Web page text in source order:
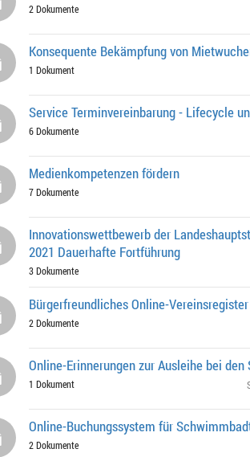
2 Dokumente
Konsequente Bekämpfung von
1 Dokument
Service Terminvereinbarung - Lifecycle
6 Dokumente
Medienkompetenzen fördern
7 Dokumente
Innovationswettbewerb der
2021 Dauerhafte Fortführung
3 Dokumente
Bürgerfreundliches Online-Vereinsregister
2 Dokumente
Online-Erinnerungen zur Ausleihe bei
1 Dokument
Online-Buchungssystem für
2 Dokumente